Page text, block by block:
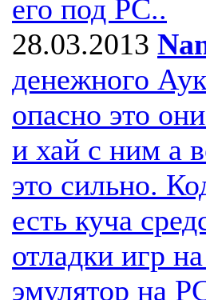
его под РС..
28.03.2013
денежного
опасно это
и хай с ним а
это сильно.
есть куча
отладки игр
эмулятор на